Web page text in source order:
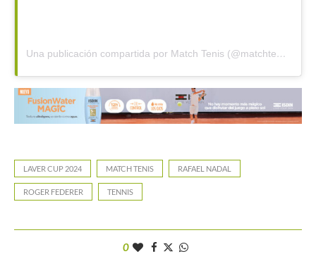
Una publicación compartida por Match Tenis (@matchtenis)
LAVER CUP 2024 MATCH TENIS RAFAEL NADAL
ROGER FEDERER TENNIS
0